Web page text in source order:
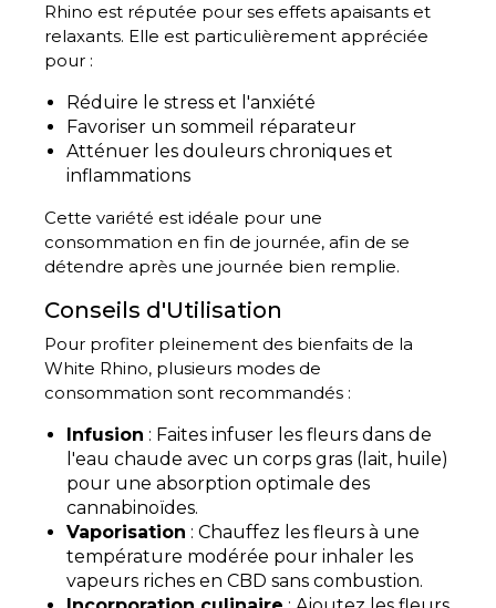
Rhino est réputée pour ses effets apaisants et
relaxants. Elle est particulièrement appréciée
pour :
Réduire le stress et l'anxiété
Favoriser un sommeil réparateur
Atténuer les douleurs chroniques et
inflammations
Cette variété est idéale pour une
consommation en fin de journée, afin de se
détendre après une journée bien remplie.
Conseils d'Utilisation
Pour profiter pleinement des bienfaits de la
White Rhino, plusieurs modes de
consommation sont recommandés :
Infusion : Faites infuser les fleurs dans de
l'eau chaude avec un corps gras (lait, huile)
pour une absorption optimale des
cannabinoïdes.
Vaporisation : Chauffez les fleurs à une
température modérée pour inhaler les
vapeurs riches en CBD sans combustion.